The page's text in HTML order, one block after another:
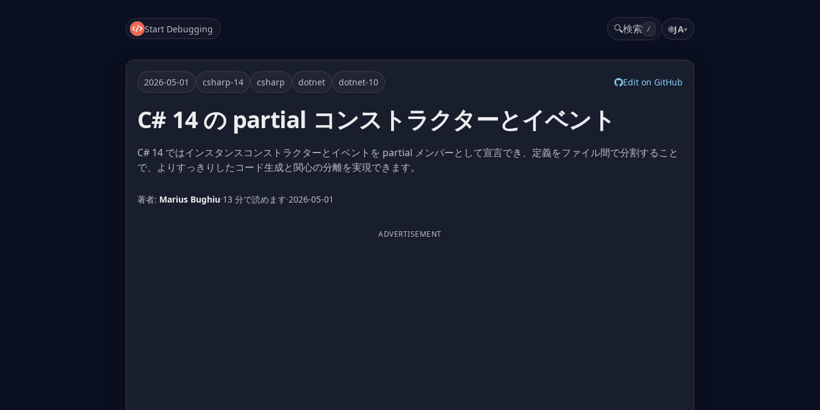
Start Debugging 🔍検索 / 🌐JA▾
2026-05-01 csharp-14 csharp dotnet dotnet-10 Edit on GitHub
C# 14 の partial コンストラクターとイベント
C# 14 ではインスタンスコンストラクターとイベントを partial メンバーとして宣言でき、定義をファイル間で分割すること
で、よりすっきりしたコード生成と関心の分離を実現できます。
著者: Marius Bughiu·13 分で読めます·2026-05-01
ADVERTISEMENT